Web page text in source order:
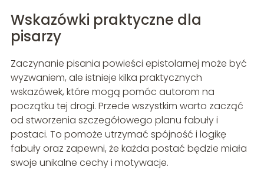
Wskazówki praktyczne dla
pisarzy
Zaczynanie pisania powieści epistolarnej może być
wyzwaniem, ale istnieje kilka praktycznych
wskazówek, które mogą pomóc autorom na
początku tej drogi. Przede wszystkim warto zacząć
od stworzenia szczegółowego planu fabuły i
postaci. To pomoże utrzymać spójność i logikę
fabuły oraz zapewni, że każda postać będzie miała
swoje unikalne cechy i motywacje.